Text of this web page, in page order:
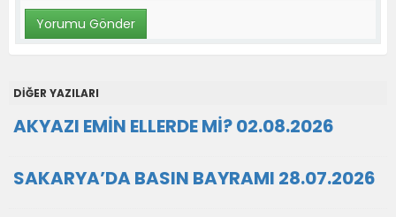
DİĞER YAZILARI
AKYAZI EMİN ELLERDE Mİ? 02.08.2026
SAKARYA’DA BASIN BAYRAMI 28.07.2026